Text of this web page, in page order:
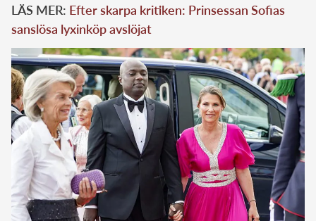
LÄS MER: Efter skarpa kritiken: Prinsessan Sofias
sanslösa lyxinköp avslöjat